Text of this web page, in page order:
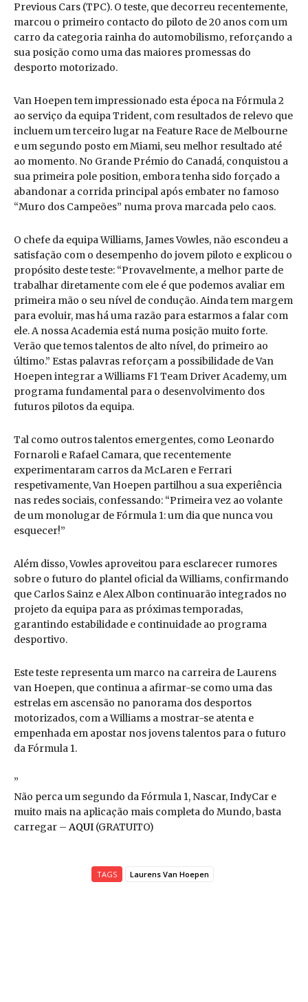
Previous Cars (TPC). O teste, que decorreu recentemente,
marcou o primeiro contacto do piloto de 20 anos com um
carro da categoria rainha do automobilismo, reforçando a
sua posição como uma das maiores promessas do
desporto motorizado.
Van Hoepen tem impressionado esta época na Fórmula 2
ao serviço da equipa Trident, com resultados de relevo que
incluem um terceiro lugar na Feature Race de Melbourne
e um segundo posto em Miami, seu melhor resultado até
ao momento. No Grande Prémio do Canadá, conquistou a
sua primeira pole position, embora tenha sido forçado a
abandonar a corrida principal após embater no famoso
“Muro dos Campeões” numa prova marcada pelo caos.
O chefe da equipa Williams, James Vowles, não escondeu a
satisfação com o desempenho do jovem piloto e explicou o
propósito deste teste: “Provavelmente, a melhor parte de
trabalhar diretamente com ele é que podemos avaliar em
primeira mão o seu nível de condução. Ainda tem margem
para evoluir, mas há uma razão para estarmos a falar com
ele. A nossa Academia está numa posição muito forte.
Verão que temos talentos de alto nível, do primeiro ao
último.” Estas palavras reforçam a possibilidade de Van
Hoepen integrar a Williams F1 Team Driver Academy, um
programa fundamental para o desenvolvimento dos
futuros pilotos da equipa.
Tal como outros talentos emergentes, como Leonardo
Fornaroli e Rafael Camara, que recentemente
experimentaram carros da McLaren e Ferrari
respetivamente, Van Hoepen partilhou a sua experiência
nas redes sociais, confessando: “Primeira vez ao volante
de um monolugar de Fórmula 1: um dia que nunca vou
esquecer!”
Além disso, Vowles aproveitou para esclarecer rumores
sobre o futuro do plantel oficial da Williams, confirmando
que Carlos Sainz e Alex Albon continuarão integrados no
projeto da equipa para as próximas temporadas,
garantindo estabilidade e continuidade ao programa
desportivo.
Este teste representa um marco na carreira de Laurens
van Hoepen, que continua a afirmar-se como uma das
estrelas em ascensão no panorama dos desportos
motorizados, com a Williams a mostrar-se atenta e
empenhada em apostar nos jovens talentos para o futuro
da Fórmula 1.
”
Não perca um segundo da Fórmula 1, Nascar, IndyCar e
muito mais na aplicação mais completa do Mundo, basta
carregar – AQUI (GRATUITO)
TAGS Laurens Van Hoepen